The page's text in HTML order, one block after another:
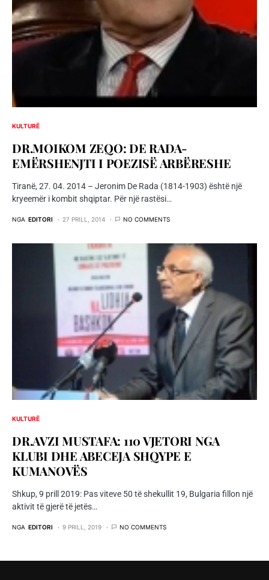
KULTURË
DR.MOIKOM ZEQO: DE RADA-
EMËRSHENJTI I POEZISË ARBËRESHE
Tiranë, 27. 04. 2014 – Jeronim De Rada (1814-1903) është një
kryeemër i kombit shqiptar. Për një rastësi…
NGA EDITORI 27 PRILL, 2014 NO COMMENTS
KULTURË
DR.AVZI MUSTAFA: 110 VJETORI NGA
KLUBI DHE ABECEJA SHQYPE E
KUMANOVËS
Shkup, 9 prill 2019: Pas viteve 50 të shekullit 19, Bulgaria fillon një
aktivit të gjerë të jetës…
NGA EDITORI 9 PRILL, 2019 NO COMMENTS